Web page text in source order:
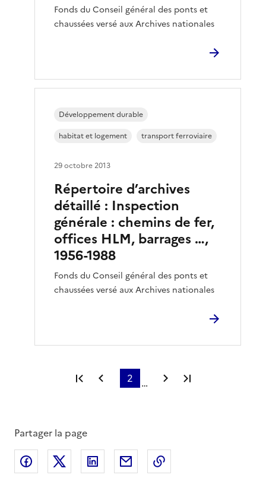
Fonds du Conseil général des ponts et
chaussées versé aux Archives nationales
Répertoire d’archives
détaillé : Inspection
générale : chemins de fer,
offices HLM, barrages …,
1956-1988
Fonds du Conseil général des ponts et
chaussées versé aux Archives nationales
Développement durable
habitat et logement
transport ferroviaire
29 octobre 2013
Première page
Page précédente
2 … Page suivante
Partager la page
Partager sur Facebook
Partager sur XPartager sur LinkedIn
Partager par email